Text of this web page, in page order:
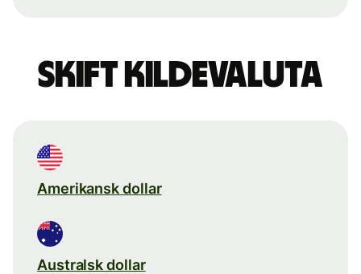
Skift kildevaluta
Amerikansk dollar
Australsk dollar